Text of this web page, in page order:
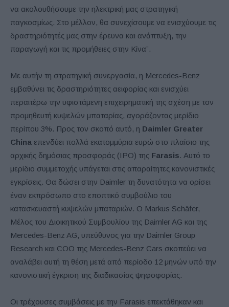
να ακολουθήσουμε την ηλεκτρική μας στρατηγική
παγκοσμίως. Στο μέλλον, θα συνεχίσουμε να ενισχύουμε τις
δραστηριότητές μας στην έρευνα και ανάπτυξη, την
παραγωγή και τις προμήθειες στην Κίνα”.
Με αυτήν τη στρατηγική συνεργασία, η Mercedes-Benz
εμβαθύνει τις δραστηριότητες αειφορίας και ενισχύει
περαιτέρω την υφιστάμενη επιχειρηματική της σχέση με τον
προμηθευτή κυψελών μπαταρίας, αγοράζοντας μερίδιο
περίπου 3%. Προς τον σκοπό αυτό, η Daimler Greater
China επενδύει πολλά εκατομμύρια ευρώ στο πλαίσιο της
αρχικής δημόσιας προσφοράς (IPO) της Farasis. Αυτό το
μερίδιο συμμετοχής υπάγεται στις απαραίτητες κανονιστικές
εγκρίσεις. Θα δώσει στην Daimler τη δυνατότητα να ορίσει
έναν εκπρόσωπο στο εποπτικό συμβούλιο του
κατασκευαστή κυψελών μπαταριών. Ο Markus Schäfer,
Μέλος του Διοικητικού Συμβουλίου της Daimler AG και της
Mercedes-Benz AG, υπεύθυνος για την Daimler Group
Research και COO της Mercedes-Benz Cars σκοπεύει να
αναλάβει αυτή τη θέση μετά από περίοδο 12 μηνών υπό την
κανονιστική έγκριση της διαδικασίας ψηφοφορίας.
Οι τρέχουσες συμβάσεις με την Farasis επεκτάθηκαν και